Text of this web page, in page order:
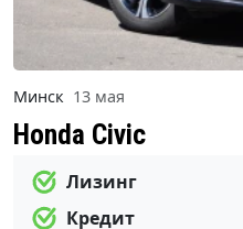
Минск 13 мая
Honda Civic
Лизинг
Кредит